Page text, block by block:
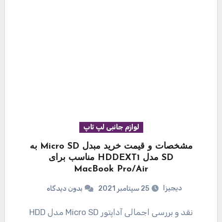
لوازم جانبی لپ تاپ
مشخصات و قیمت خرید مبدل Micro SD به
SD مدل HDDEXT1 مناسب برای
MacBook Pro/Air
دیجیزا 25 سپتامبر 2021 بدون دیدگاه
نقد و بررسی اجمالی آداپتور Micro SD مدل HDD